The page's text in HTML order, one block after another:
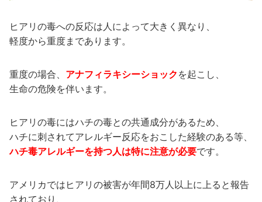
ヒアリの毒への反応は人によって大きく異なり、
軽度から重度まであります。
重度の場合、 アナフィラキシーショック を起こし、
生命の危険を伴います。
ヒアリの毒にはハチの毒との共通成分があるため、
ハチに刺されてアレルギー反応をおこした経験のある等、
ハチ毒アレルギーを持つ人は特に注意が必要です。
アメリカではヒアリの被害が年間8万人以上に上ると報告
されており、